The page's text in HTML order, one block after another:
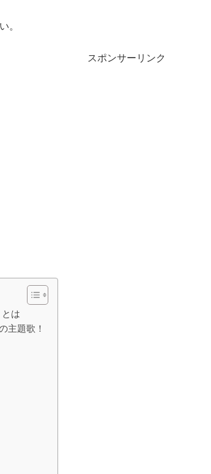
。
スポンサーリンク
は
主題歌！